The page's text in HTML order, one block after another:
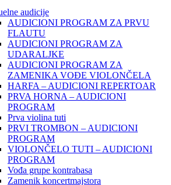
audicije
AUDICIONI PROGRAM ZA PRVU
FLAUTU
AUDICIONI PROGRAM ZA
UDARALЈKE
AUDICIONI PROGRAM ZA
ZAMENIKA VOĐE VIOLONČELA
HARFA – AUDICIONI REPERTOAR
PRVA HORNA – AUDICIONI
PROGRAM
Prva violina tuti
PRVI TROMBON – AUDICIONI
PROGRAM
VIOLONČELO TUTI – AUDICIONI
PROGRAM
Vođa grupe kontrabasa
Zamenik koncertmajstora